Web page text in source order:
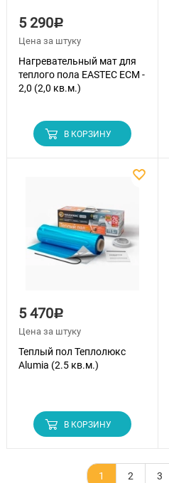
5 290Р
Цена за штуку
Нагревательный мат для
теплого пола EASTEC ECM -
2,0 (2,0 кв.м.)
В КОРЗИНУ
5 470Р
Цена за штуку
Теплый пол Теплолюкс
Alumia (2.5 кв.м.)
В КОРЗИНУ
1 2 3